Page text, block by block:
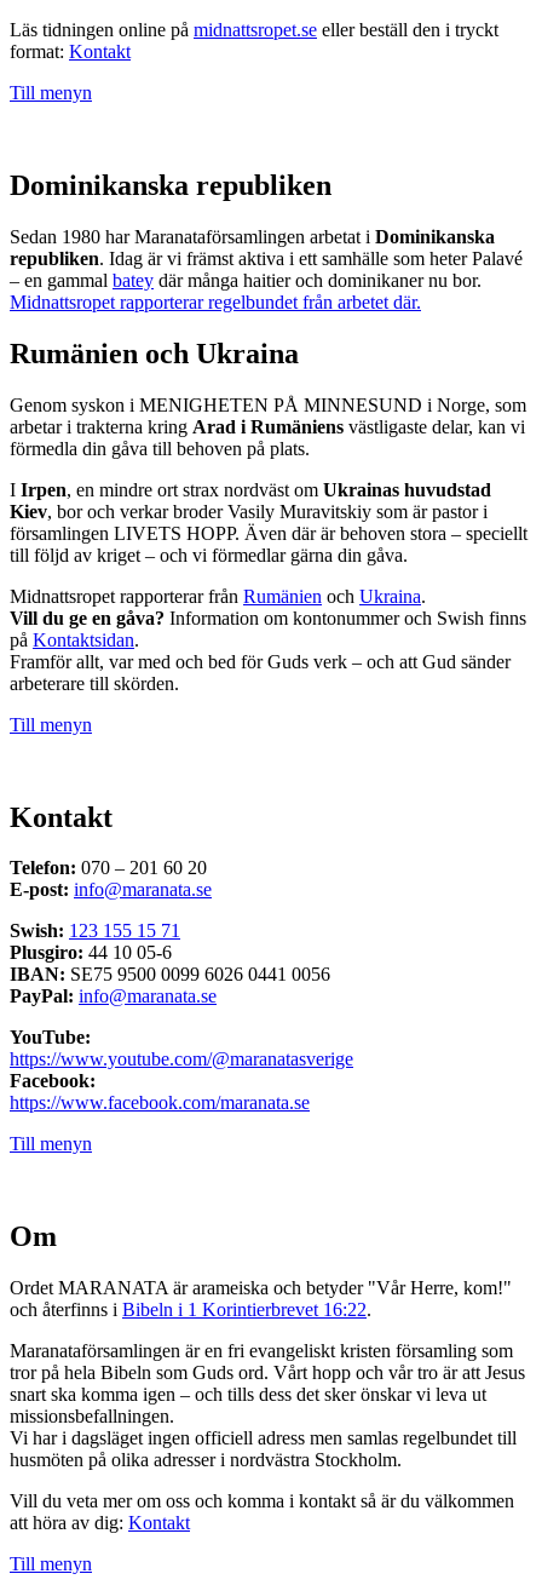
Läs tidningen online på midnattsropet.se eller beställ den i tryckt
format: Kontakt
Till menyn
Dominikanska republiken
Sedan 1980 har Maranataförsamlingen arbetat i Dominikanska
republiken. Idag är vi främst aktiva i ett samhälle som heter Palavé
– en gammal batey där många haitier och dominikaner nu bor.
Midnattsropet rapporterar regelbundet från arbetet där.
Rumänien och Ukraina
Genom syskon i MENIGHETEN PÅ MINNESUND i Norge, som
arbetar i trakterna kring Arad i Rumäniens västligaste delar, kan vi
förmedla din gåva till behoven på plats.
I Irpen, en mindre ort strax nordväst om Ukrainas huvudstad
Kiev, bor och verkar broder Vasily Muravitskiy som är pastor i
församlingen LIVETS HOPP. Även där är behoven stora – speciellt
till följd av kriget – och vi förmedlar gärna din gåva.
Midnattsropet rapporterar från Rumänien och Ukraina.
Vill du ge en gåva? Information om kontonummer och Swish finns
på Kontaktsidan.
Framför allt, var med och bed för Guds verk – och att Gud sänder
arbeterare till skörden.
Till menyn
Kontakt
Telefon: 070 – 201 60 20
E-post: info@maranata.se
Swish: 123 155 15 71
Plusgiro: 44 10 05-6
IBAN: SE75 9500 0099 6026 0441 0056
PayPal: info@maranata.se
YouTube:
https://www.youtube.com/@maranatasverige
Facebook:
https://www.facebook.com/maranata.se
Till menyn
Om
Ordet MARANATA är arameiska och betyder "Vår Herre, kom!"
och återfinns i Bibeln i 1 Korintierbrevet 16:22.
Maranataförsamlingen är en fri evangeliskt kristen församling som
tror på hela Bibeln som Guds ord. Vårt hopp och vår tro är att Jesus
snart ska komma igen – och tills dess det sker önskar vi leva ut
missionsbefallningen.
Vi har i dagsläget ingen officiell adress men samlas regelbundet till
husmöten på olika adresser i nordvästra Stockholm.
Vill du veta mer om oss och komma i kontakt så är du välkommen
att höra av dig: Kontakt
Till menyn